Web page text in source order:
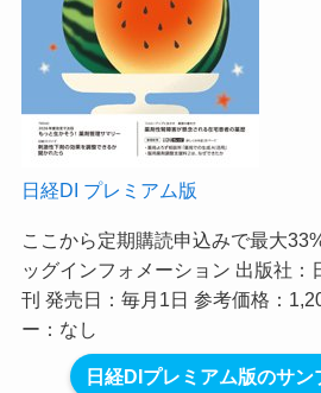
日経DI プレミアム版
ここから定期購読申込みで最大
ッグインフォメーション 出版社：
刊 発売日：毎月1日 参考価格：
ー：なし
日経DIプレミアム版のサン